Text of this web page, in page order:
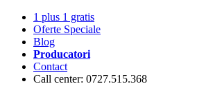
1 plus 1 gratis
Oferte Speciale
Blog
Producatori
Contact
Call center: 0727.515.368